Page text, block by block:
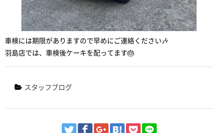
車検には期限がありますので早めにご連絡ください🎶
羽島店では、車検後ケーキを配ってます🎂
スタッフブログ